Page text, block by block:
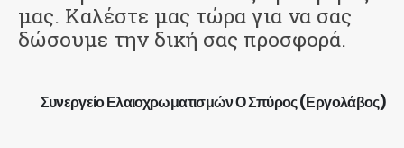
μας. Καλέστε μας τώρα για να σας
δώσουμε την δική σας προσφορά.
Συνεργείο Ελαιοχρωματισμών Ο Σπύρος (Εργολάβος)